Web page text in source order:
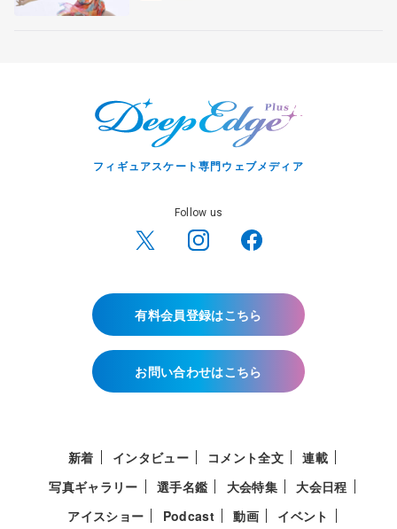
フィギュアスケート専門ウェブメディア
Follow us
有料会員登録はこちら
お問い合わせはこちら
新着 インタビュー コメント全文
連載
写真ギャラリー
選手名鑑 大会特集
大会日程
アイスショー
Podcast 動画 イベント